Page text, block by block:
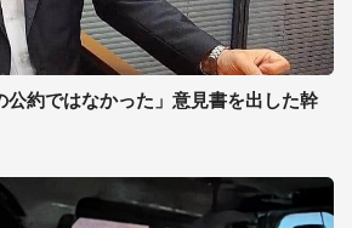
公約ではなかった」意見書を出した幹